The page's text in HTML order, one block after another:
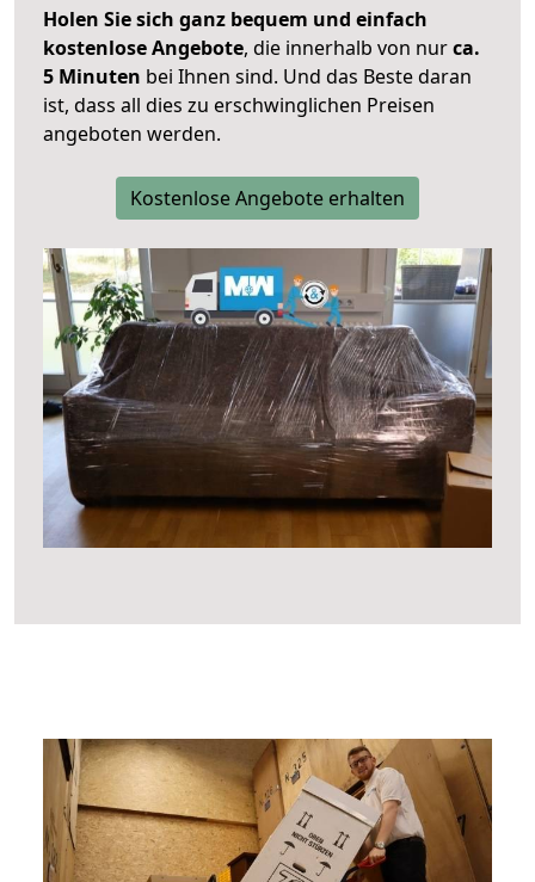
Holen Sie sich ganz bequem und einfach
kostenlose Angebote, die innerhalb von nurca.
5 Minuten bei Ihnen sind. Und das Beste daran
ist, dass all dies zu erschwinglichen Preisen
angeboten werden.
Kostenlose Angebote erhalten